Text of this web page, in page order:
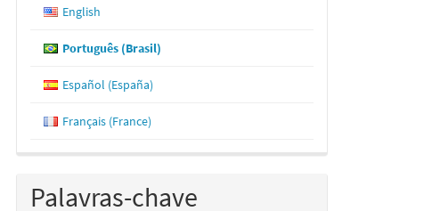
English
Português (Brasil)
Español (España)
Français (France)
Palavras-chave